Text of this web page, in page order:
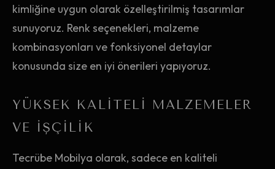
kimliğine uygun olarak özelleştirilmiş tasarımlar
sunuyoruz. Renk seçenekleri, malzeme
kombinasyonları ve fonksiyonel detaylar
konusunda size en iyi önerileri yapıyoruz.
YÜKSEK KALITELI MALZEMELER
VE İŞÇILIK
Tecrübe Mobilya olarak, sadece en kaliteli